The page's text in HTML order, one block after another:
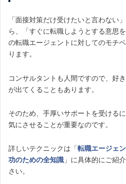
「面接対策だけ受けたいと言わない
ら、「すぐに転職しようとする意思
の転職エージェントに対してのモチ
ります。
コンサルタントも人間ですので、好
が出てくることもあります。
そのため、手厚いサポートを受ける
気にさせることが重要なのです。
詳しいテクニックは「転職エージェ
功のための全知識 」に具体的にご紹
さい。